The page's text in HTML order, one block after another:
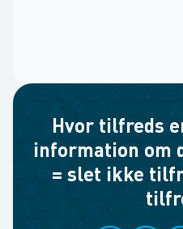
Hvor tilfreds
information om
= slet ikke